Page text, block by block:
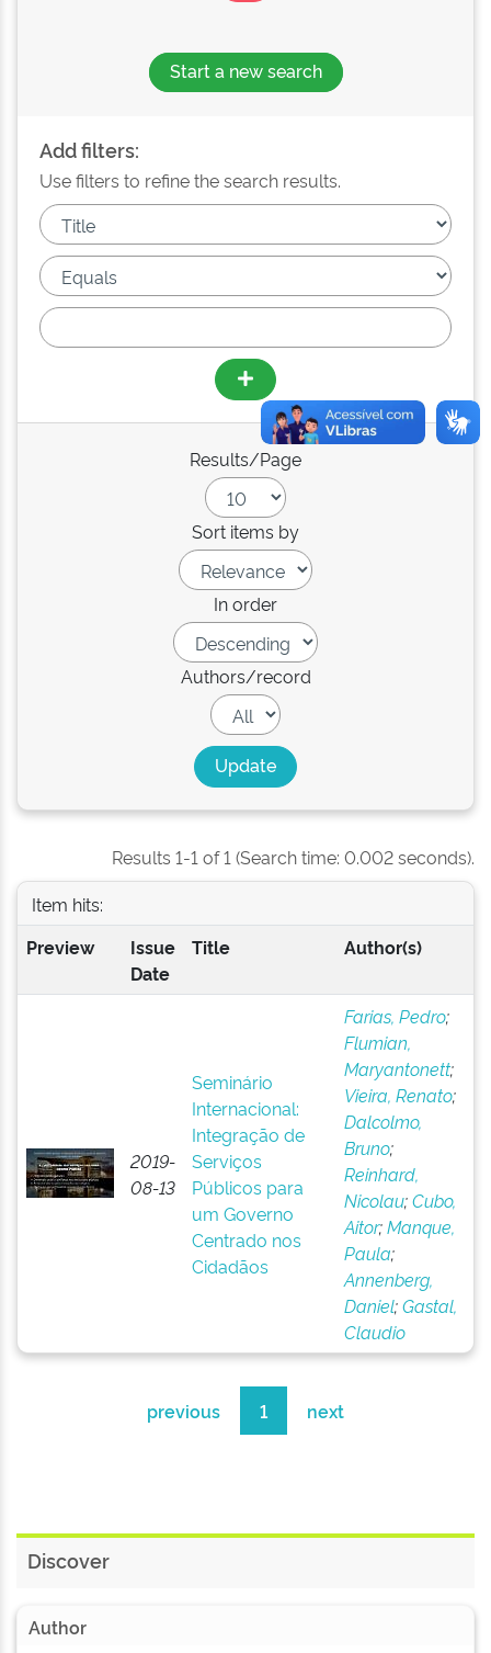
Start a new search
Add filters:
Use filters to refine the search results.
Results/Page
Sort items by
In order
Authors/record
Results 1-1 of 1 (Search time: 0.002 seconds).
Item hits:
Preview
Issue
Date
Title Author(s)
2019-
08-13
Seminário
Internacional:
Integração de
Serviços
Públicos para
um Governo
Centrado nos
Cidadãos
Farias, Pedro;
Flumian,
Maryantonett;
Vieira, Renato;
Dalcolmo,
Bruno;
Reinhard,
Nicolau;Cubo,
Aitor;Manque,
Paula;
Annenberg,
Daniel;Gastal,
Claudio
previous 1 next
Discover
Author